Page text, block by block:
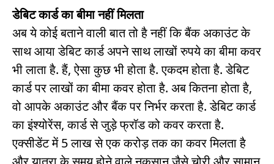
डेबिट कार्ड का बीमा नहीं मिलता
अब ये कोई बताने वाली बात तो है नहीं कि बैंक अकाउंट के
साथ आया डेबिट कार्ड अपने साथ लाखों रुपये का बीमा कवर
भी लाता है. हैं, ऐसा कुछ भी होता है. एकदम होता है. डेबिट
कार्ड पर लाखों का बीमा कवर होता है. अब कितना होता है,
वो आपके अकाउंट और बैंक पर निर्भर करता है. डेबिट कार्ड
का इंश्योरेंस, कार्ड से जुड़े फ्रॉड को कवर करता है.
एक्सीडेंट में 5 लाख से एक करोड़ तक का कवर मिलता है